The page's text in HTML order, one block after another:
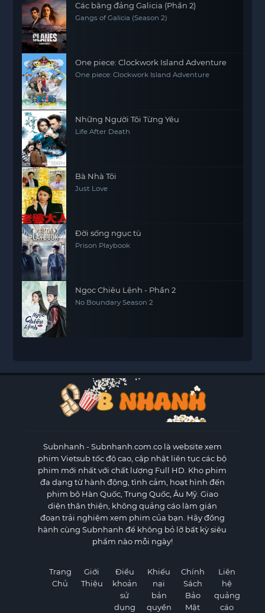
Các băng đảng Galicia (Phần 2)
Gangs of Galicia (Season 2)
One piece: Clockwork Island Adventure
One piece: Clockwork Island Adventure
Những Người Tôi Từng Yêu
Life After Death
Bà Nhà Tôi
Just Love
Đời sống ngục tù
Prison Playbook
Ngọc Chiêu Lệnh - Phần 2
No Boundary Season 2
Subnhanh - Subnhanh.com.co là website xem
phim Vietsub tốc độ cao, cập nhật liên tục các bộ
phim mới nhất với chất lượng Full HD. Kho phim
đa dạng từ hành động, tình cảm, hoạt hình đến
phim bộ Hàn Quốc, Trung Quốc, Âu Mỹ. Giao
diện thân thiện, không quảng cáo làm gián
đoạn trải nghiệm xem phim của bạn. Hãy đồng
hành cùng Subnhanh để không bỏ lỡ bất kỳ siêu
phẩm nào mỗi ngày!
Trang
Chủ
Giới
Thiệu
Điều
khoản
sử
dụng
Khiếu
nại
bản
quyền
Chính
Sách
Bảo
Mật
Liên
hệ
quảng
cáo